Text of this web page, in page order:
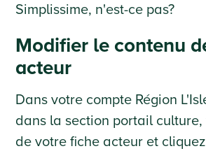
Simplissime, n'est-ce pas?
Modifier le contenu
acteur
Dans votre compte Région
dans la section portail
de votre fiche acteur et